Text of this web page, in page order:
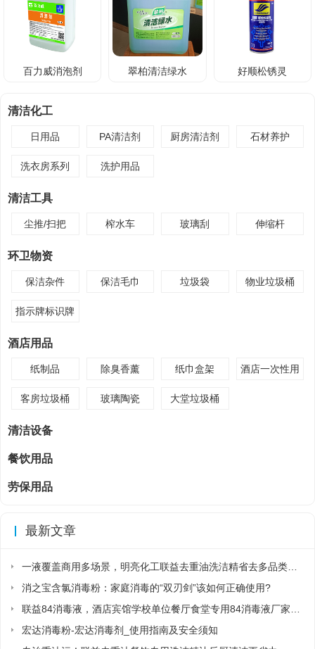
百力威消泡剂 翠柏清洁绿水 好顺松锈灵
清洁化工
日用品 PA清洁剂 厨房清洁剂 石材养护
洗衣房系列 洗护用品
清洁工具
尘推/扫把 榨水车 玻璃刮 伸缩杆
环卫物资
保洁杂件 保洁毛巾 垃圾袋 物业垃圾桶
指示牌标识牌
酒店用品
纸制品 除臭香薰 纸巾盒架
酒店一次性用
客房垃圾桶 玻璃陶瓷 大堂垃圾桶
清洁设备
餐饮用品
劳保用品
最新文章
消之宝含氯消毒粉：家庭消毒的“双刃剑”该如何正确使用?
宏达消毒粉-宏达消毒剂_使用指南及安全须知